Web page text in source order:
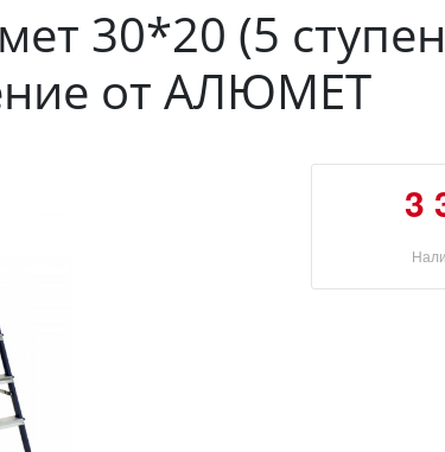
30*20 (5
от АЛЮМЕТ
3